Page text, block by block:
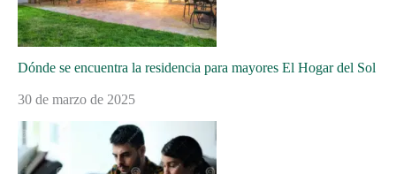
Dónde se encuentra la residencia para mayores El Hogar del Sol
30 de marzo de 2025